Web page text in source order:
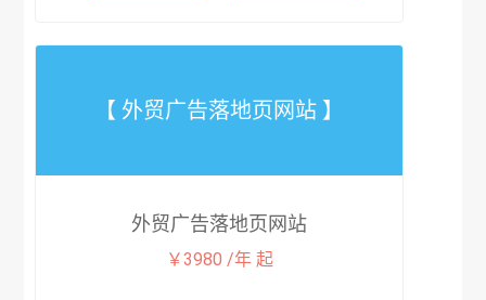
【 外贸广告落地页网站 】
外贸广告落地页网站
￥3980 /年 起